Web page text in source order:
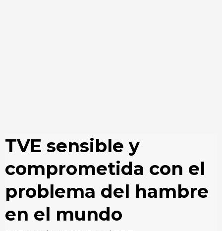
TVE sensible y
comprometida con el
problema del hambre
en el mundo